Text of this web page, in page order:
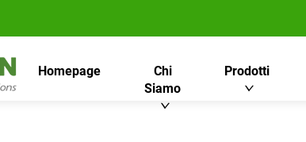
Homepage
Chi
Siamo
Prodotti